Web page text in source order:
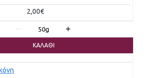
2,00€
− 50g +
ΚΑΛΆΘΙ